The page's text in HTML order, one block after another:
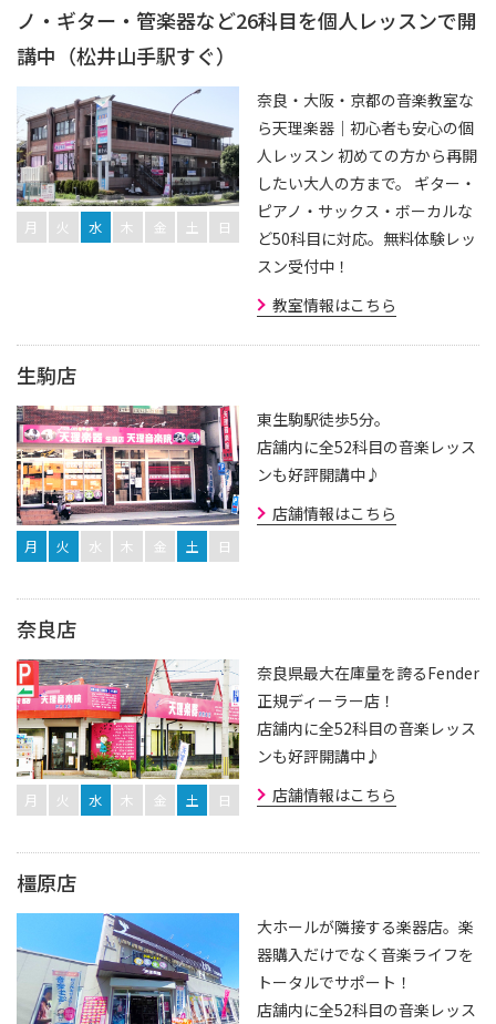
ノ・ギター・管楽器など26科目を個人レッスンで開
講中（松井山手駅すぐ）
月 火 水 木 金 土 日
奈良・大阪・京都の音楽教室な
ら天理楽器｜初心者も安心の個
人レッスン 初めての方から再開
したい大人の方まで。 ギター・
ピアノ・サックス・ボーカルな
ど50科目に対応。無料体験レッ
スン受付中！
教室情報はこちら
生駒店
月 火 水 木 金 土 日
東生駒駅徒歩5分。
店舗内に全52科目の音楽レッス
ンも好評開講中♪
店舗情報はこちら
奈良店
月 火 水 木 金 土 日
奈良県最大在庫量を誇るFender
正規ディーラー店！
店舗内に全52科目の音楽レッス
ンも好評開講中♪
店舗情報はこちら
橿原店
大ホールが隣接する楽器店。楽
器購入だけでなく音楽ライフを
トータルでサポート！
店舗内に全52科目の音楽レッス